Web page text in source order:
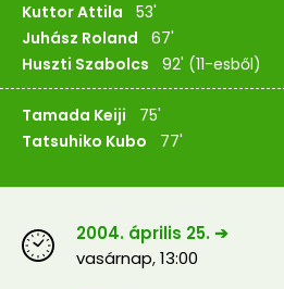
Kuttor Attila 53'
Juhász Roland 67'
Huszti Szabolcs 92' (11-esből)
Tamada Keiji 75'
Tatsuhiko Kubo 77'
2004. április 25. ➔
vasárnap,13:00